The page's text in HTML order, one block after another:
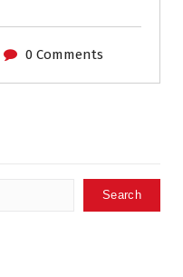
0 Comments
Search